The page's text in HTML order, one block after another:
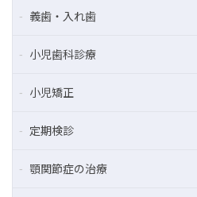
義歯・入れ歯
小児歯科診療
小児矯正
定期検診
顎関節症の治療